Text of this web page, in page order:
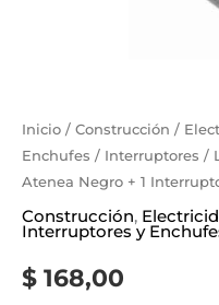
Inicio / Construcción /
Enchufes / Interruptores /
Atenea Negro + 1
Construcción,
Interruptores y
$ 168,00